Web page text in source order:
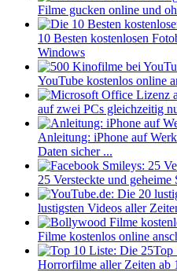
Filme gucken online und
10 Besten kostenlosen
Windows
YouTube kostenlos online
auf zwei PCs gleichzeitig
Anleitung: iPhone auf
Daten sicher ...
25 Versteckte und
lustigsten Videos aller
Filme kostenlos online
Top
Horrorfilme aller Zeiten ab